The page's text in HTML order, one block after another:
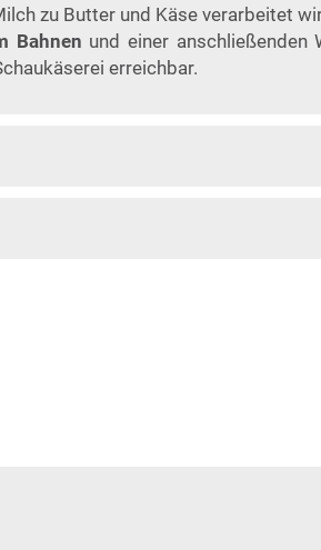
zu Butter und Käse verarbeitet
Bahnen und einer anschließenden
erreichbar.